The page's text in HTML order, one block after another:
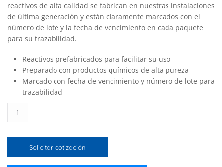
reactivos de alta calidad se fabrican en nuestras instalaciones
de última generación y están claramente marcados con el
número de lote y la fecha de vencimiento en cada paquete
para su trazabilidad.
Reactivos prefabricados para facilitar su uso
Preparado con productos químicos de alta pureza
Marcado con fecha de vencimiento y número de lote para
trazabilidad
para
libre
Solicitar cotización